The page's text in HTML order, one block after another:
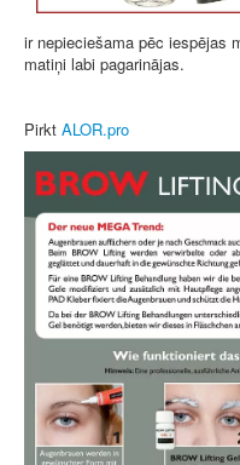
ir nepieciešama pēc iespējas
matiņi labi pagarinājas.
Pirkt ALOR.pro